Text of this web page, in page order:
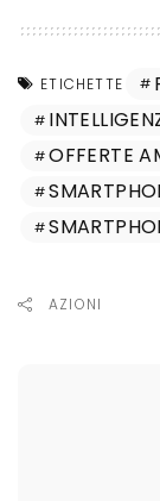
ETICHETTE
OFFERTE
AZIONI